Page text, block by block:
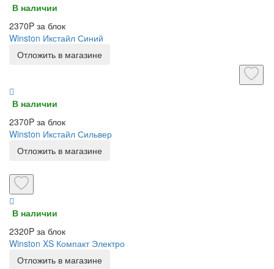
В наличии
2370P за блок
Winston Икстайл Синий
Отложить в магазине
В наличии
2370P за блок
Winston Икстайл Сильвер
Отложить в магазине
В наличии
2320P за блок
Winston XS Компакт Электро
Отложить в магазине